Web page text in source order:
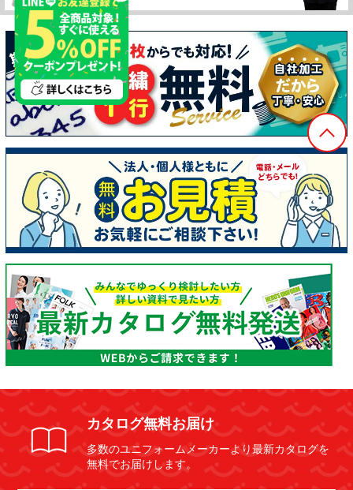
カタログ無料お届け
多数のユニフォームメーカーより最新カタログを
無料でお届けします。